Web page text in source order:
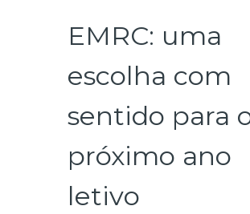
EMRC: uma
escolha com
sentido para
próximo ano
letivo